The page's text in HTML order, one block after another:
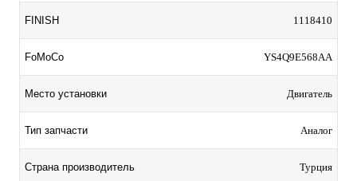
FINISH 1118410
FoMoCo YS4Q9E568AA
Место установки Двигатель
Тип запчасти Аналог
Страна производитель Турция